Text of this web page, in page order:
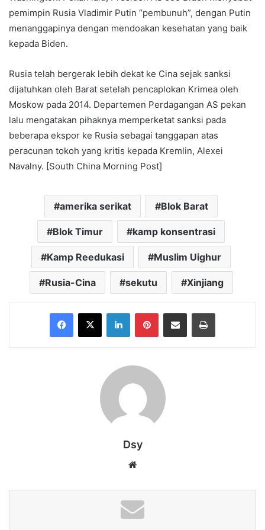
pemimpin Rusia Vladimir Putin “pembunuh”, dengan Putin
menanggapinya dengan mendoakan kesehatan yang baik
kepada Biden.
Rusia telah bergerak lebih dekat ke Cina sejak sanksi
dijatuhkan oleh Barat setelah pencaplokan Krimea oleh
Moskow pada 2014. Departemen Perdagangan AS pekan
lalu mengatakan pihaknya memperketat sanksi pada
beberapa ekspor ke Rusia sebagai tanggapan atas
peracunan tokoh yang kritis kepada Kremlin, Alexei
Navalny. [South China Morning Post]
amerika serikat Blok Barat
Blok Timur kamp konsentrasi
Kamp Reedukasi Muslim Uighur
Rusia-Cina sekutu Xinjiang
Facebook
X LinkedInPinterestShare via Email Print
Dsy